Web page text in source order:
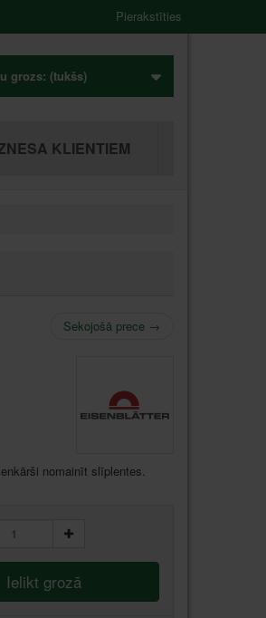
Pierakstīties
grozs: (tukšs)
KLIENTIEM
Sekojošā prece →
nomainīt slīplentes.
Ielikt grozā